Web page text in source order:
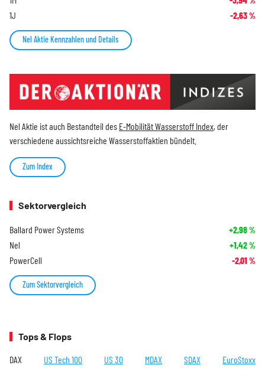
1J -2,63%
Nel Aktie Kennzahlen und Details
Nel Aktie ist auch Bestandteil des E-Mobilität Wasserstoff Index, der
verschiedene aussichtsreiche Wasserstoffaktien bündelt.
Zum Index
Sektorvergleich
Ballard Power Systems +2,98%
Nel +1,42%
PowerCell -2,01 %
Zum Sektorvergleich
Tops & Flops
DAX US Tech 100 US 30 MDAX SDAX EuroStoxx